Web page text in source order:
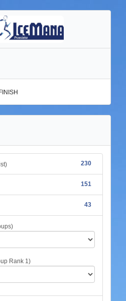
230
151
43
Rank 1)